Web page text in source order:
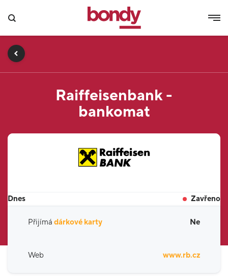
Raiffeisenbank -
bankomat
Dnes Zavřeno
Přijímá dárkové karty Ne
Web www.rb.cz